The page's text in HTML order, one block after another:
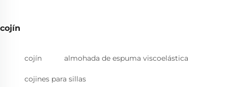
cojín
cojín almohada de espuma viscoelástica
cojines para sillas